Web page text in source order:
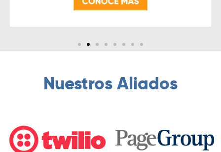
Nuestros Aliados